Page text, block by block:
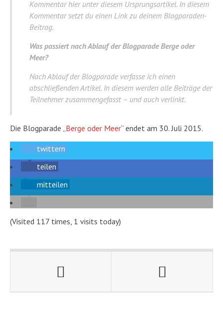
Kommentar hier unter diesem Ursprungsartikel. In diesem
Kommentar setzt du einen Link zu deinem Blogparaden-
Beitrag.
Was passiert nach Ablauf der Blogparade Berge oder
Meer?
Nach Ablauf der Blogparade verfasse ich einen
abschließenden Artikel. In diesem werden alle Beiträge der
Teilnehmer zusammengefasst – und auch verlinkt.
Die Blogparade „Berge oder Meer“ endet am 30. Juli 2015.
twittern
teilen
mitteilen
(Visited 117 times, 1 visits today)